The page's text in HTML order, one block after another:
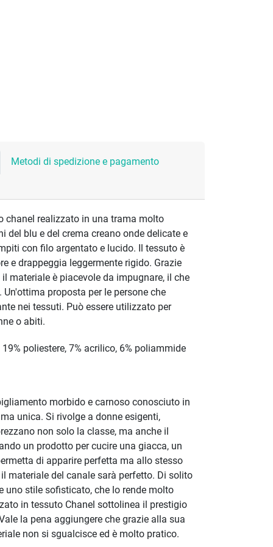
Metodi di spedizione e pagamento
chanel realizzato in una trama molto
del blu e del crema creano onde delicate e
con filo argentato e lucido. Il tessuto è
e drappeggia leggermente rigido. Grazie
materiale è piacevole da impugnare, il che
proposta per le persone che
nei tessuti. Può essere utilizzato per
o abiti.
poliestere, 7% acrilico, 6% poliammide
morbido e carnoso conosciuto in
unica. Si rivolge a donne esigenti,
non solo la classe, ma anche il
un prodotto per cucire una giacca, un
di apparire perfetta ma allo stesso
materiale del canale sarà perfetto. Di solito
uno stile sofisticato, che lo rende molto
in tessuto Chanel sottolinea il prestigio
la pena aggiungere che grazie alla sua
non si sgualcisce ed è molto pratico.